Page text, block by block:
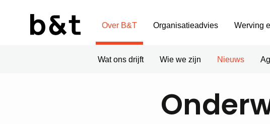
Over B&T
Wat ons drijft Wie we zijn Nieuws
Organisatieadvies Werving